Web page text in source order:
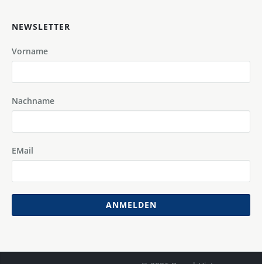
NEWSLETTER
Vorname
Nachname
EMail
ANMELDEN